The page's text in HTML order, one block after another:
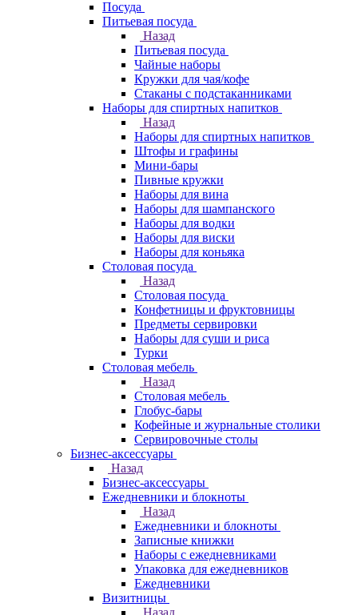
Посуда
Питьевая посуда
Назад
Питьевая посуда
Чайные наборы
Кружки для чая/кофе
Стаканы с подстаканниками
Наборы для спиртных напитков
Назад
Наборы для спиртных напитков
Штофы и графины
Мини-бары
Пивные кружки
Наборы для вина
Наборы для шампанского
Наборы для водки
Наборы для виски
Наборы для коньяка
Столовая посуда
Назад
Столовая посуда
Конфетницы и фруктовницы
Предметы сервировки
Наборы для суши и риса
Турки
Столовая мебель
Назад
Столовая мебель
Глобус-бары
Кофейные и журнальные столики
Сервировочные столы
Бизнес-аксессуары
Назад
Бизнес-аксессуары
Ежедневники и блокноты
Назад
Ежедневники и блокноты
Записные книжки
Наборы с ежедневниками
Упаковка для ежедневников
Ежедневники
Визитницы
Назад